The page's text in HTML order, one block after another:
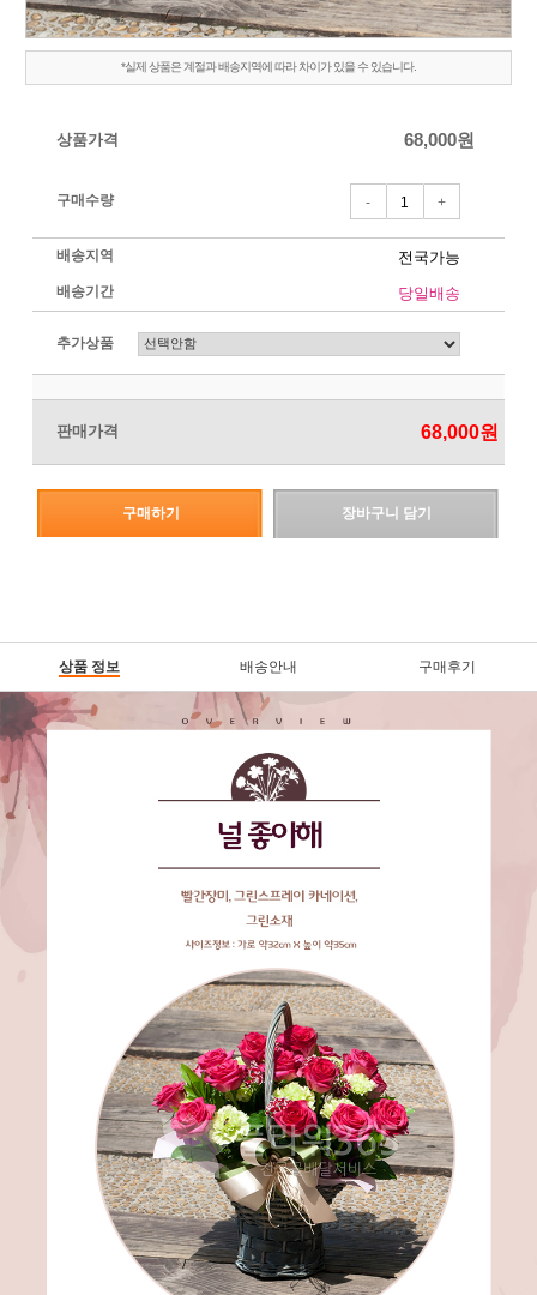
*실제 상품은 계절과 배송지역에 따라 차이가 있을 수 있습니다.
상품가격 68,000원
구매수량 - +
배송지역 전국가능
배송기간 당일배송
추가상품
판매가격 68,000원
구매하기 장바구니 담기
상품 정보 배송안내 구매후기